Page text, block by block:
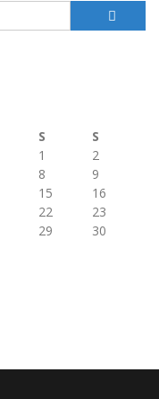
S
S
1
2
8
9
15
16
22
23
29
30